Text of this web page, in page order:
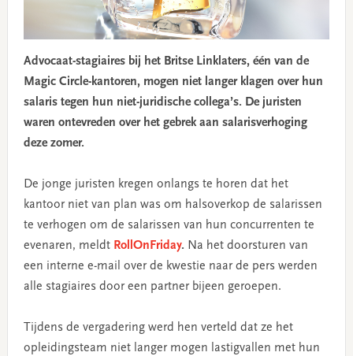
Advocaat-stagiaires bij het Britse Linklaters, één van de
Magic Circle-kantoren, mogen niet langer klagen over hun
salaris tegen hun niet-juridische collega’s. De juristen
waren ontevreden over het gebrek aan salarisverhoging
deze zomer.
De jonge juristen kregen onlangs te horen dat het
kantoor niet van plan was om halsoverkop de salarissen
te verhogen om de salarissen van hun concurrenten te
evenaren, meldt RollOnFriday. Na het doorsturen van
een interne e-mail over de kwestie naar de pers werden
alle stagiaires door een partner bijeen geroepen.
Tijdens de vergadering werd hen verteld dat ze het
opleidingsteam niet langer mogen lastigvallen met hun